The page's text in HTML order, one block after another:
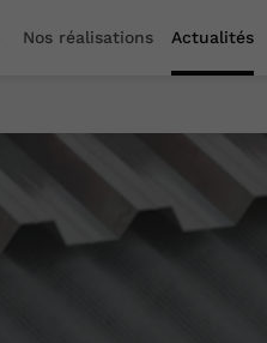
Nos réalisations Actualités